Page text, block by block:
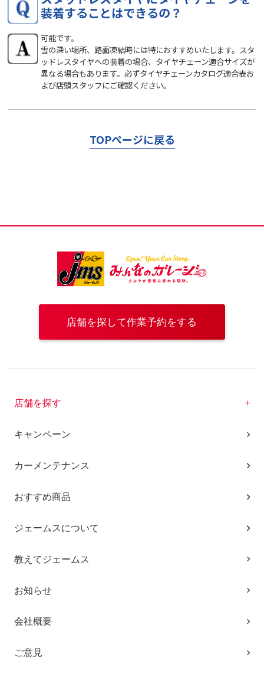
装着することはできるの？
可能です。
雪の深い場所、路面凍結時には特におすすめいたします。スタ
ッドレスタイヤへの装着の場合、タイヤチェーン適合サイズが
異なる場合もあります。必ずタイヤチェーンカタログ適合表お
よび店頭スタッフにご確認ください。
TOPページに戻る
店舗を探して作業予約をする
店舗を探す
キャンペーン
カーメンテナンス
おすすめ商品
ジェームスについて
教えてジェームス
お知らせ
会社概要
ご意見